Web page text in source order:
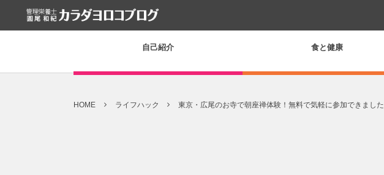
自己紹介 食と健康
HOME ライフハック 東京・広尾のお寺で朝座禅体験！無料で気軽に参加できました